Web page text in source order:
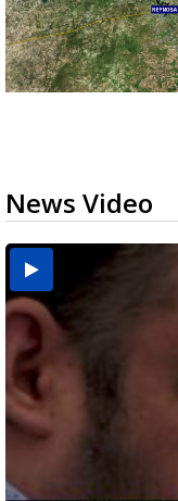
News Video